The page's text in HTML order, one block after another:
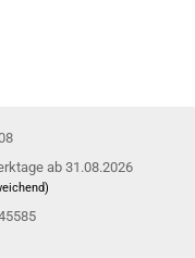
ab 31.08.2026